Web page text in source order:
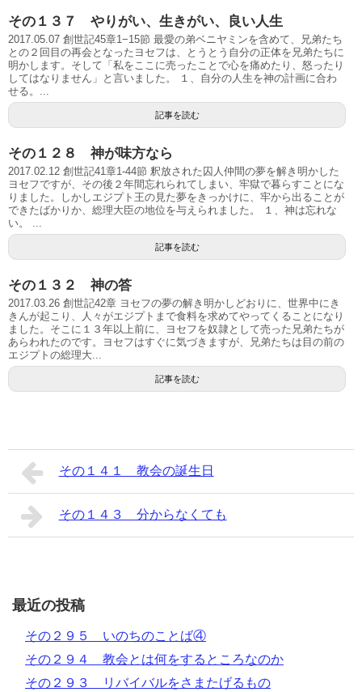
その１３７ やりがい、生きがい、良い人生
2017.05.07 創世記45章1−15節 最愛の弟ベニヤミンを含めて、兄弟たち
との２回目の再会となったヨセフは、とうとう自分の正体を兄弟たちに
明かします。そして「私をここに売ったことで心を痛めたり、怒ったり
してはなりません」と言いました。 １、自分の人生を神の計画に合わ
せる。...
記事を読む
その１２８ 神が味方なら
2017.02.12 創世記41章1-44節 釈放された囚人仲間の夢を解き明かした
ヨセフですが、その後２年間忘れられてしまい、牢獄で暮らすことにな
りました。しかしエジプト王の見た夢をきっかけに、牢から出ることが
できたばかりか、総理大臣の地位を与えられました。 １、神は忘れな
い。 ...
記事を読む
その１３２ 神の答
2017.03.26 創世記42章 ヨセフの夢の解き明かしどおりに、世界中にき
きんが起こり、人々がエジプトまで食料を求めてやってくることになり
ました。そこに１３年以上前に、ヨセフを奴隷として売った兄弟たちが
あらわれたのです。ヨセフはすぐに気づきますが、兄弟たちは目の前の
エジプトの総理大...
記事を読む
その１４１ 教会の誕生日
その１４３ 分からなくても
最近の投稿
その２９５ いのちのことば④
その２９４ 教会とは何をするところなのか
その２９３ リバイバルをさまたげるもの